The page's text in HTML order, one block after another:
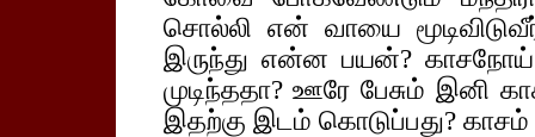
சொல்லி என் வாயை
இருந்து என்ன பயன்?
முடிந்ததா? ஊரே பேசும் இனி
இதற்கு இடம் கொடுப்பது? காசம்